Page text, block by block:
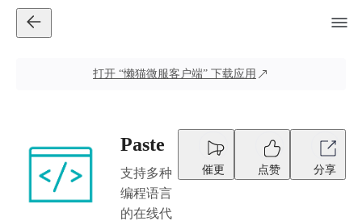
打开 “懒猫微服客户端” 下载应用
Paste
支持多种
编程语言
的在线代
催更 点赞 分享